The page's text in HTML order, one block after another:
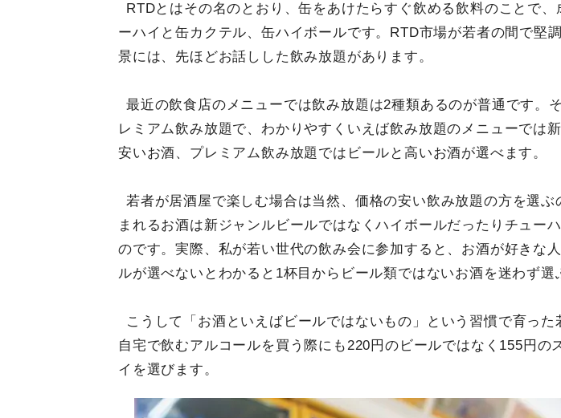
RTDとはその名のとおり、缶をあけたらすぐ飲める飲料のことで、
ーハイと缶カクテル、缶ハイボールです。RTD市場が若者の間で堅
景には、先ほどお話しした飲み放題があります。
最近の飲食店のメニューでは飲み放題は2種類あるのが普通です。
レミアム飲み放題で、わかりやすくいえば飲み放題のメニューでは
安いお酒、プレミアム飲み放題ではビールと高いお酒が選べます。
若者が居酒屋で楽しむ場合は当然、価格の安い飲み放題の方を選ぶ
まれるお酒は新ジャンルビールではなくハイボールだったりチュー
のです。実際、私が若い世代の飲み会に参加すると、お酒が好きな
ルが選べないとわかると1杯目からビール類ではないお酒を迷わず選
こうして「お酒といえばビールではないもの」という習慣で育った
自宅で飲むアルコールを買う際にも220円のビールではなく155円の
イを選びます。